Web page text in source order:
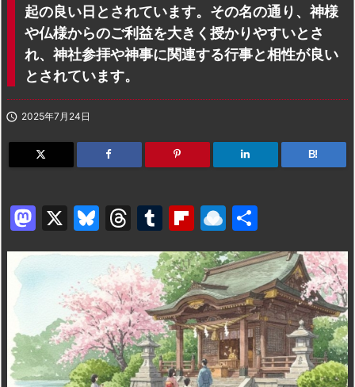
起の良い日とされています。その名の通り、神様
や仏様からのご利益を大きく授かりやすいとさ
れ、神社参拝や神事に関連する行事と相性が良い
とされています。
 2025年7月24日
B!
M
a
st
o
d
o
n
X
Bl
u
e
s
k
y
T
hr
e
a
d
s
T
u
m
bl
r
Fl
ip
b
o
ar
d
R
ai
n
dr
o
p.
io
有